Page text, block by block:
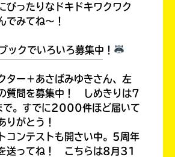
ったりなドキドキワクワク
でみてね～！
ックでいろいろ募集中！
ター＋あさばみゆきさん、左
質問を募集中！ しめきりは7
で。すでに2000件ほど届いて
りがとう！
コンテストも開さい中。5周年
送ってね！ こちらは8月31